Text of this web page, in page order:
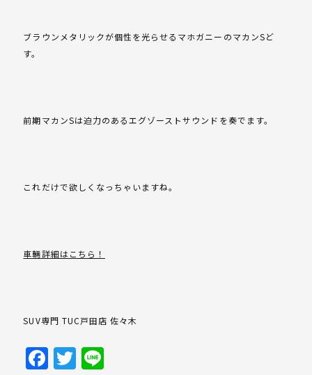
ブラウンメタリックが個性を光らせるマホガニーのマカンSど
す。
前期マカンSは迫力のあるエグゾーストサウンドを奏でます。
これだけで欲しくなっちゃいますね。
車輛詳細はこちら！
SUV専門 TUC戸田店 佐々木
Facebook
Twitter